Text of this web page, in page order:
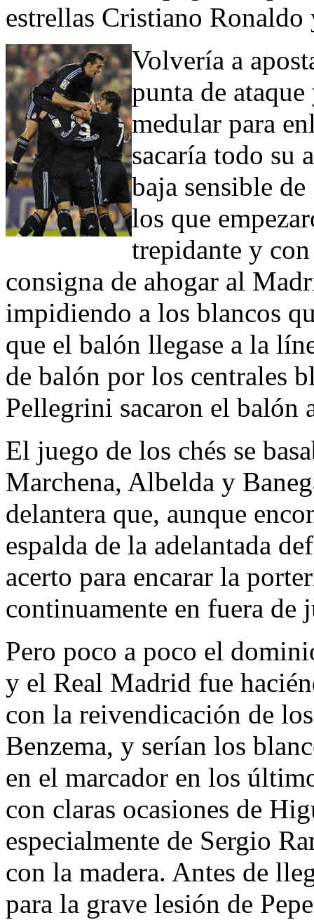
estrellas Cristiano Ronaldo
Volvería a
punta de
medular para
sacaría todo su
baja sensible
los que
trepidante y
consigna de ahogar al
impidiendo a los blancos
que el balón llegase a la
de balón por los centrales
Pellegrini sacaron el balón
El juego de los chés se
Marchena, Albelda y
delantera que, aunque
espalda de la adelantada
acerto para encarar la
continuamente en fuera de
Pero poco a poco el
y el Real Madrid fue
con la reivendicación de
Benzema, y serían los
en el marcador en los
con claras ocasiones de
especialmente de Sergio
con la madera. Antes de
para la grave lesión de